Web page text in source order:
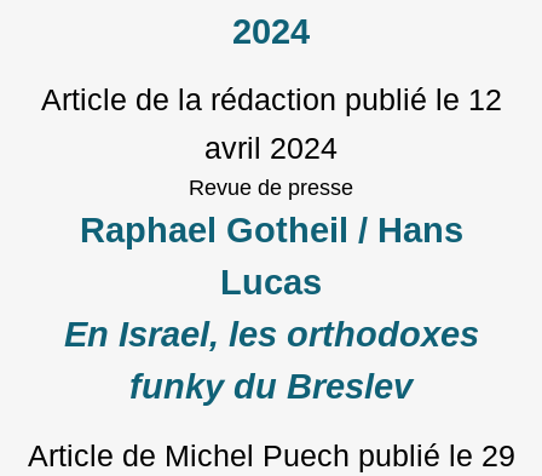
2024
Article de la rédaction publié le 12
avril 2024
Revue de presse
Raphael Gotheil / Hans
Lucas
En Israel, les orthodoxes
funky du Breslev
Article de Michel Puech publié le 29